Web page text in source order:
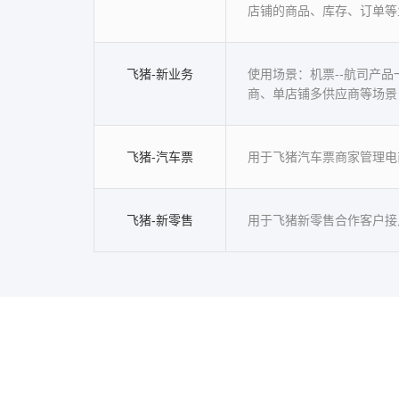
店铺的商品、库存、订单
飞猪-新业务
使用场景：机票--航司产
商、单店铺多供应商等场景
飞猪-汽车票 用于飞猪汽车票商家管理
飞猪-新零售 用于飞猪新零售合作客户